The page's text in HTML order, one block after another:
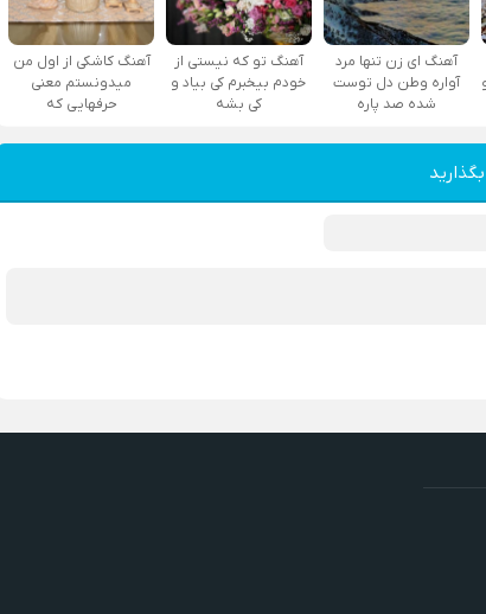
آهنگ ای زن تنها مرد
آواره وطن دل توست
شده صد پاره
آهنگ تو که نیستی از
خودم بیخبرم کی بیاد و
کی بشه
آهنگ کاشکی از اول من
میدونستم معنی
حرفهایی که